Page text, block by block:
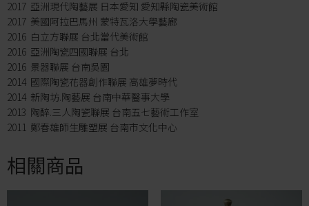
2017 亞洲現代陶藝展 日本愛知 愛知縣陶瓷美術館
2017 美國阿拉巴馬州 蒙特瓦洛大學藝廊
2016 白立方聯展 台北當代美術館
2016 亞洲陶瓷四國聯展 台北
2016 景器聯展 台南吳園
2014 國際陶瓷花器創作聯展 高雄夢時代
2014 新陶坊.陶藝展 台南中華醫事大學
2013 陶醉.三人陶瓷聯展 台南五七藝術工作室
2011 鄭春雄師生雕塑展 台南市文化中心
相關商品